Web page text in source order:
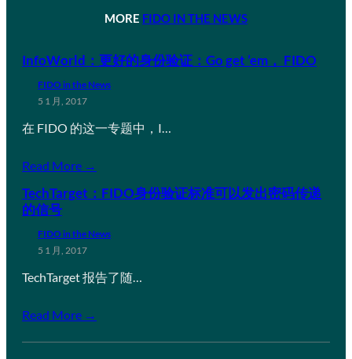
MORE FIDO IN THE NEWS
InfoWorld：更好的身份验证：Go get ’em， FIDO
FIDO in the News
5 1 月, 2017
在 FIDO 的这一专题中，I…
Read More →
TechTarget：FIDO身份验证标准可以发出密码传递
的信号
FIDO in the News
5 1 月, 2017
TechTarget 报告了随…
Read More →